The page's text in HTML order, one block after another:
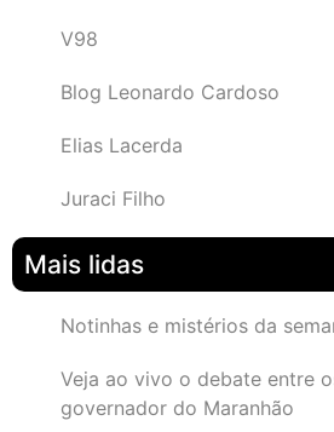
V98
Blog Leonardo Cardoso
Elias Lacerda
Juraci Filho
Mais lidas
Notinhas e mistérios da
Veja ao vivo o debate entre
governador do Maranhão